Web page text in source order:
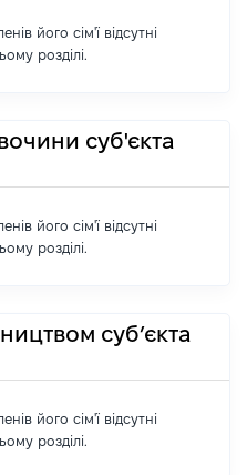
його сім'ї відсутні
розділі.
суб'єкта
його сім'ї відсутні
розділі.
суб’єкта
його сім'ї відсутні
розділі.